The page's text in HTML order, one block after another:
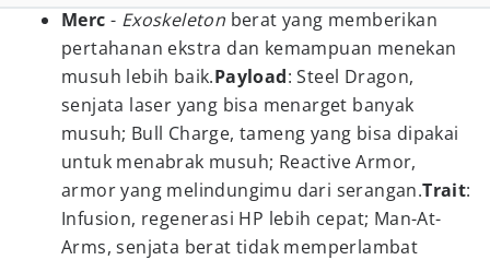
Merc - Exoskeleton berat yang memberikan
pertahanan ekstra dan kemampuan menekan
musuh lebih baik.Payload: Steel Dragon,
senjata laser yang bisa menarget banyak
musuh; Bull Charge, tameng yang bisa dipakai
untuk menabrak musuh; Reactive Armor,
armor yang melindungimu dari serangan.Trait:
Infusion, regenerasi HP lebih cepat; Man-At-
Arms, senjata berat tidak memperlambat